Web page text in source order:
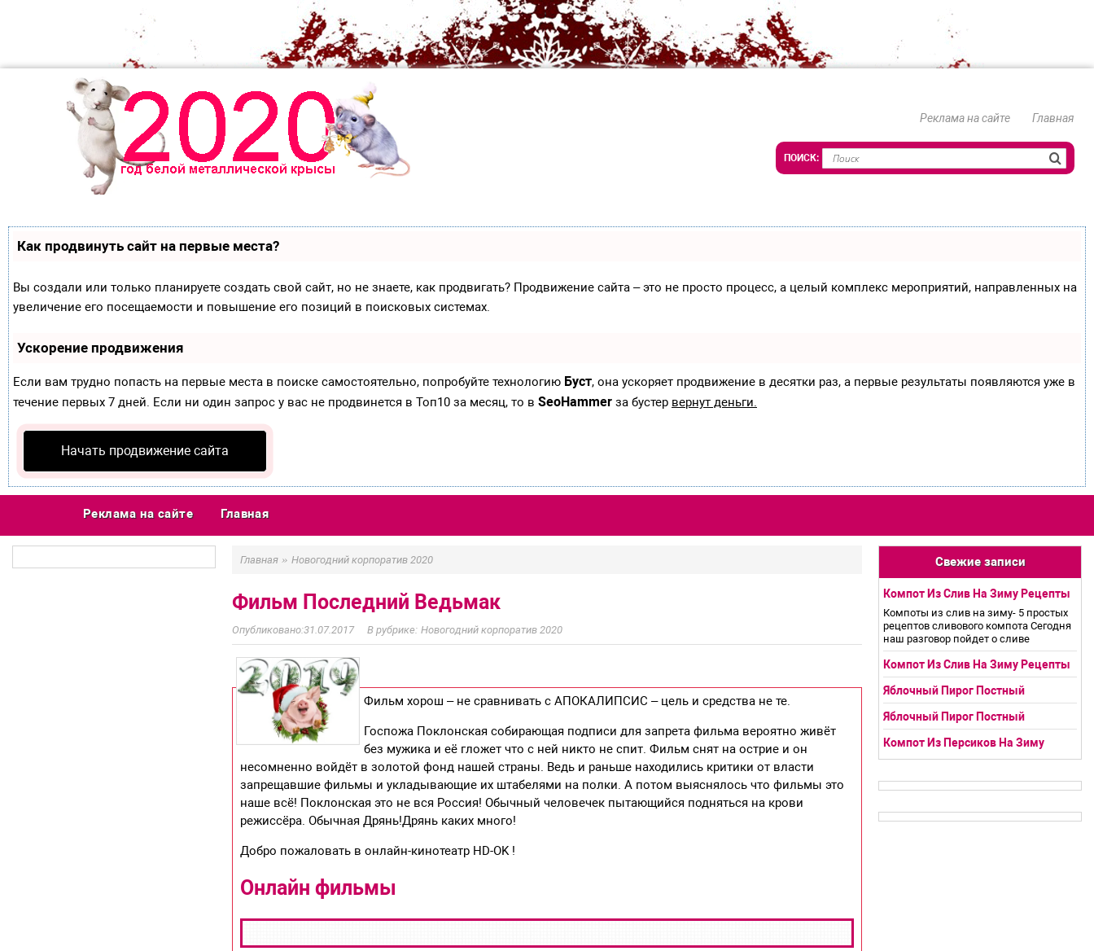
Реклама на сайте Главная
Как продвинуть сайт на первые места?
Вы создали или только планируете создать свой сайт, но не знаете, как продвигать? Продвижение сайта – это не просто процесс, а целый комплекс мероприятий, направленных на
увеличение его посещаемости и повышение его позиций в поисковых системах.
Ускорение продвижения
Если вам трудно попасть на первые места в поиске самостоятельно, попробуйте технологию Буст, она ускоряет продвижение в десятки раз, а первые результаты появляются уже в
течение первых 7 дней. Если ни один запрос у вас не продвинется в Топ10 за месяц, то в SeoHammer за бустер вернут деньги.
Начать продвижение сайта
Реклама на сайте Главная
Главная » Новогодний корпоратив 2020
Фильм Последний Ведьмак
31.07.2017 Новогодний корпоратив 2020
Фильм хорош – не сравнивать с АПОКАЛИПСИС – цель и средства не те.
Госпожа Поклонская собирающая подписи для запрета фильма вероятно живёт
без мужика и её гложет что с ней никто не спит. Фильм снят на острие и он
несомненно войдёт в золотой фонд нашей страны. Ведь и раньше находились критики от власти
запрещавшие фильмы и укладывающие их штабелями на полки. А потом выяснялось что фильмы это
наше всё! Поклонская это не вся Россия! Обычный человечек пытающийся подняться на крови
режиссёра. Обычная Дрянь!Дрянь каких много!
Добро пожаловать в онлайн-кинотеатр HD-OK !
Онлайн фильмы
Свежие записи
Компот Из Слив На Зиму Рецепты
Компоты из слив на зиму- 5 простых
рецептов сливового компота Сегодня
наш разговор пойдет о сливе
Компот Из Слив На Зиму Рецепты
Яблочный Пирог Постный
Яблочный Пирог Постный
Компот Из Персиков На Зиму